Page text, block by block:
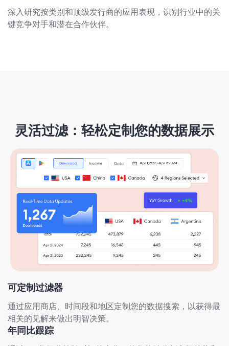
深入研究按类别和顶级发行商的应用表现，识别行业中的关
键竞争对手和潜在合作伙伴。
灵活过滤：轻松定制您的数据展示
可定制过滤器
通过应用商店、时间段和地区定制您的数据搜索，以获得最
相关的见解来做出明智决策。
年同比跟踪